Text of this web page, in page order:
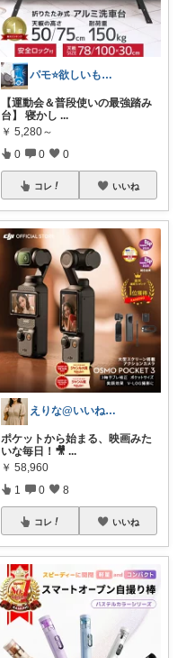
パモ⭐️欲しいものチェック☺️
【運動会＆普段使いの最強踏み
台】 寝かし ...
￥ 5,280～
0 0 0
コレ いいね
えりな@いいね100%バック💓
ポケットから始まる、映画みた
いな毎日！🎥 ...
￥ 58,960
1 0 8
コレ いいね